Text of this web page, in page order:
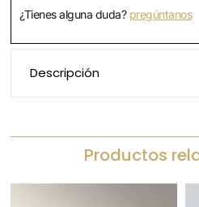
¿Tienes alguna duda? pregúntanos
Descripción
Productos